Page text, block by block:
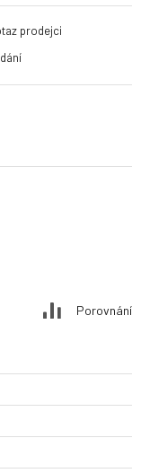
prodejci
Porovnání